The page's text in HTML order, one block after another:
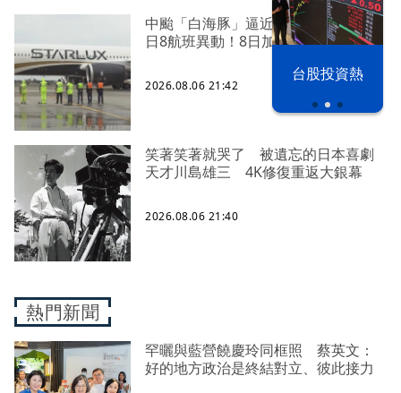
之下
台股投資熱
中颱「白海豚」逼近北台灣 星宇台
日8航班異動！8日加開疏運
2026.08.06 21:42
笑著笑著就哭了 被遺忘的日本喜劇
天才川島雄三 4K修復重返大銀幕
2026.08.06 21:40
熱門新聞
罕曬與藍營饒慶玲同框照 蔡英文：
好的地方政治是終結對立、彼此接力